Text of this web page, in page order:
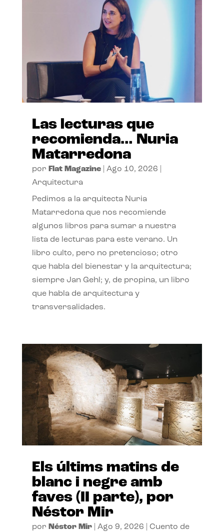
Las lecturas que
recomienda… Nuria
Matarredona
por Flat Magazine| Ago 10, 2026
Arquitectura
Pedimos a la arquitecta Nuria
Matarredona que nos recomiende
algunos libros para sumar a nuestra
lista de lecturas para este verano. Un
libro culto, pero no pretencioso; otro
que habla del bienestar y la arquitectura;
siempre Jan Gehl; y, de propina, un libro
que habla de arquitectura y
transversalidades.
Els últims matins de
blanc i negre amb
faves (II parte), por
Néstor Mir
por Néstor Mir| Ago 9, 2026
Cuento de